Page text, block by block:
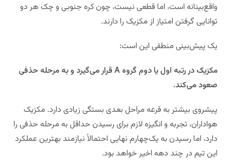
واقع‌بینانه است، اما قطعی نیست، چون کره جنوبی و چک هر دو
توانایی گرفتن امتیاز از مکزیک را دارند.
یک پیش‌بینی منطقی این است:
مکزیک در رتبه اول یا دوم گروه A قرار می‌گیرد و به مرحله حذفی
صعود می‌کند.
پیشروی بیشتر به قرعه مراحل بعدی بستگی زیادی دارد. مکزیک
هواداران، تجربه و انگیزه لازم برای رسیدن حداقل به مرحله حذفی را
دارد، اما رسیدن به یک‌چهارم نهایی احتمالاً نیازمند بهترین عملکرد
این تیم در چند دهه اخیر خواهد بود.